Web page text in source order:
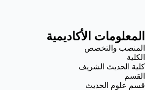
المعلومات الأكاديمية
المنصب والتخصص
الكلية
كلية الحديث الشريف
القسم
قسم علوم الحديث